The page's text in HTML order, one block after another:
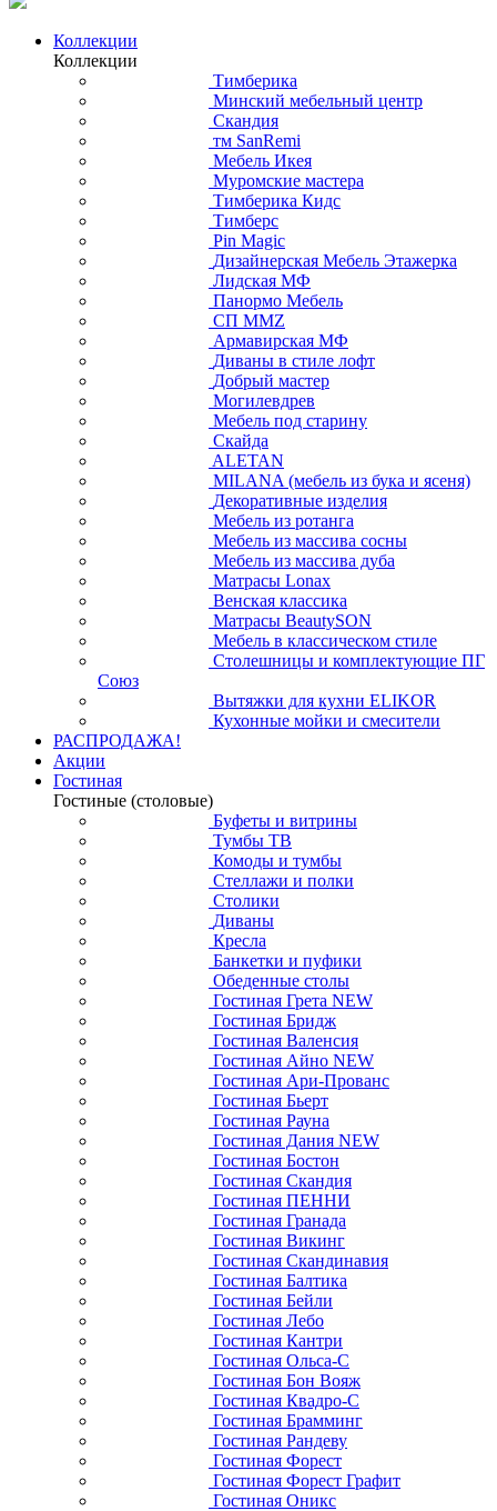
Коллекции
Коллекции
Тимберика
Минский мебельный центр
Скандия
тм SanRemi
Мебель Икея
Муромские мастера
Тимберика Кидс
Тимберс
Pin Magic
Дизайнерская Мебель Этажерка
Лидская МФ
Панормо Мебель
СП ММZ
Армавирская МФ
Диваны в стиле лофт
Добрый мастер
Могилевдрев
Мебель под старину
Скайда
ALETAN
MILANA (мебель из бука и ясеня)
Декоративные изделия
Мебель из ротанга
Мебель из массива сосны
Мебель из массива дуба
Матрасы Lonax
Венская классика
Матрасы BeautySON
Мебель в классическом стиле
Столешницы и комплектующие ПГ
Союз
Вытяжки для кухни ELIKOR
Кухонные мойки и смесители
РАСПРОДАЖА!
Акции
Гостиная
Гостиные (столовые)
Буфеты и витрины
Тумбы ТВ
Комоды и тумбы
Стеллажи и полки
Столики
Диваны
Кресла
Банкетки и пуфики
Обеденные столы
Гостиная Грета NEW
Гостиная Бридж
Гостиная Валенсия
Гостиная Айно NEW
Гостиная Ари-Прованс
Гостиная Бьерт
Гостиная Рауна
Гостиная Дания NEW
Гостиная Бостон
Гостиная Скандия
Гостиная ПЕННИ
Гостиная Гранада
Гостиная Викинг
Гостиная Скандинавия
Гостиная Балтика
Гостиная Бейли
Гостиная Лебо
Гостиная Кантри
Гостиная Ольса-С
Гостиная Бон Вояж
Гостиная Квадро-С
Гостиная Брамминг
Гостиная Рандеву
Гостиная Форест
Гостиная Форест Графит
Гостиная Оникс